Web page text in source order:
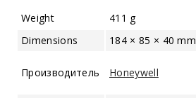
Weight
411 g
Dimensions
184 × 85 × 40 mm
Производитель Honeywell